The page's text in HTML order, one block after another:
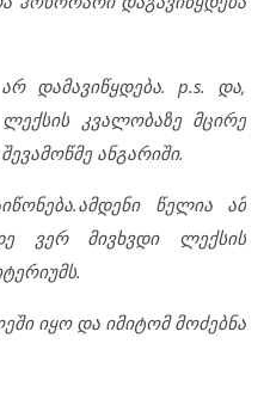
დამავიწყდება. p.s. და,
კვალობაზე მცირე
ანგარიში.
წელია ამ
ვერ მივხვდი ლექსის
იყო და იმიტომ მოძებნა